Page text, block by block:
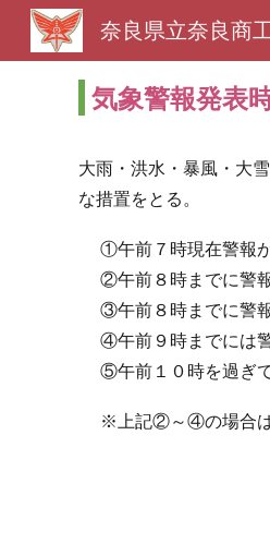
奈良県立奈良商
気象警報発表
大雨・洪水・暴風・大
な措置をとる。
①午前７時現在警報
②午前８時までに警
③午前８時までに警
④午前９時までには
⑤午前１０時を過ぎ
※上記②～④の場合は